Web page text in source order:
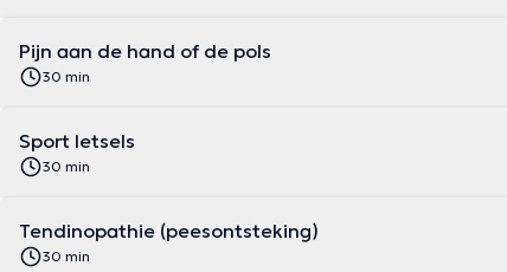
Pijn aan de hand of de pols
30 min
Sport letsels
30 min
Tendinopathie (peesontsteking)
30 min